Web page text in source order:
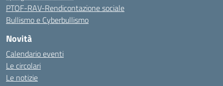
PTOF-RAV-Rendicontazione sociale
Bullismo e Cyberbullismo
Novità
Calendario eventi
Le circolari
Le notizie